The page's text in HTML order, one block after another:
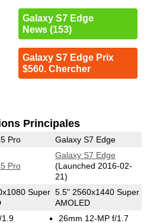
Galaxy S7 Edge
News (153)
Galaxy S7 Edge Prix
$560. Chercher
Principales
Pro Galaxy S7 Edge
Pro
Galaxy S7 Edge
(Launched 2016-02-
21)
Super 5.5" 2560x1440 Super
AMOLED
1.9
26mm 12-MP f/1.7